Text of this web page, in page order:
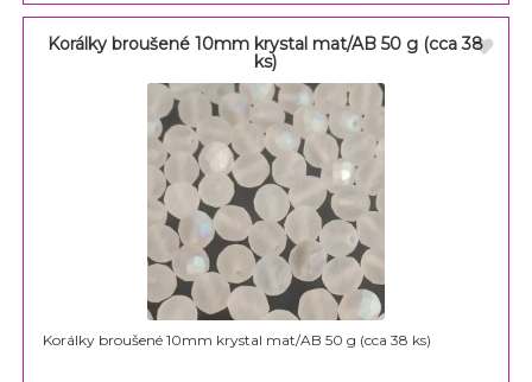
Korálky broušené 10mm krystal mat/AB 50 g (cca 38
ks)
Korálky broušené 10mm krystal mat/AB 50 g (cca 38 ks)